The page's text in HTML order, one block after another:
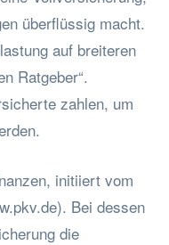
überflüssig macht.
auf breiteren
Ratgeber“.
zahlen, um
initiiert vom
Bei dessen
die